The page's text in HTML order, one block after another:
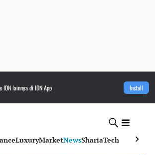
IDNlainnya di IDN App Install
LuxuryMarketNewsShariaTech